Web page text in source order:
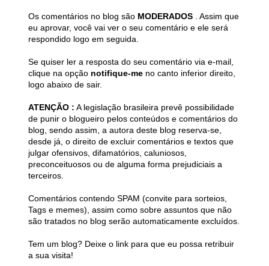
Os comentários no blog são MODERADOS
. Assim que
eu aprovar, você vai ver o seu comentário e ele será
respondido logo em seguida.
Se quiser ler a resposta do seu comentário via e-mail,
clique na opção notifique-me no canto inferior direito,
logo abaixo de sair.
ATENÇÃO : A legislação brasileira prevê possibilidade
de punir o blogueiro pelos conteúdos e comentários do
blog, sendo assim, a autora deste blog reserva-se,
desde já, o direito de excluir comentários e textos que
julgar ofensivos, difamatórios, caluniosos,
preconceituosos ou de alguma forma prejudiciais a
terceiros.
Comentários contendo SPAM (convite para sorteios,
Tags e memes), assim como sobre assuntos que não
são tratados no blog serão automaticamente excluídos.
Tem um blog? Deixe o link para que eu possa retribuir
a sua visita!